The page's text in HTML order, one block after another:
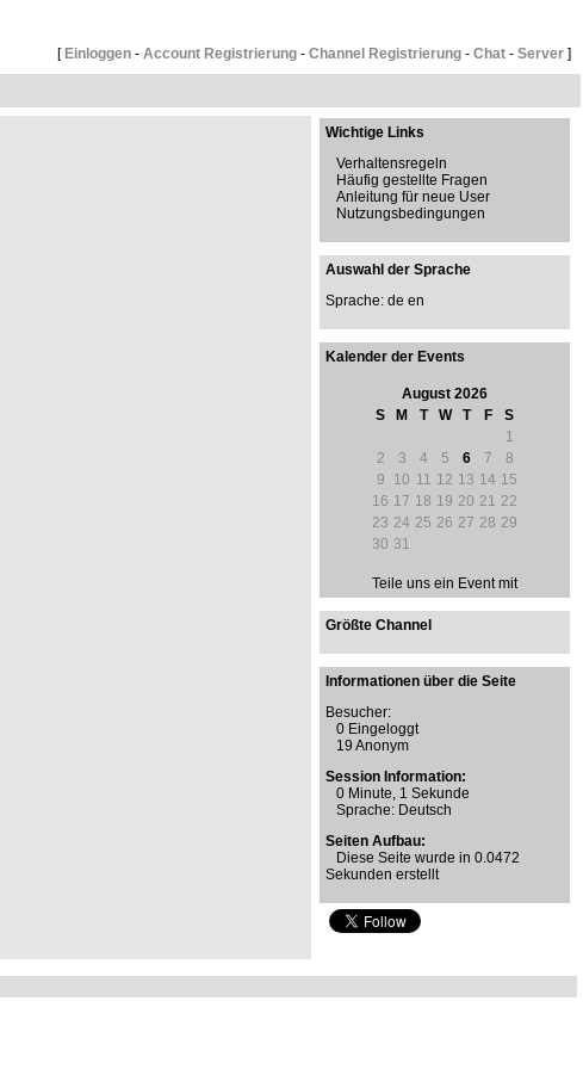
[ Einloggen - Account Registrierung - Channel Registrierung - Chat - Server ]
Wichtige Links
Verhaltensregeln
Häufig gestellte Fragen
Anleitung für neue User
Nutzungsbedingungen
Auswahl der Sprache
Sprache: de en
Kalender der Events
August 2026
S
M T W T F
S
1
2
3 4 5 6 7
8
9
10 11 12 13 14 15
16 17 18 19 20 21 22
23 24 25 26 27 28 29
30 31
Teile uns ein Event mit
Größte Channel
Informationen über die Seite
Besucher:
0 Eingeloggt
19 Anonym
Session Information:
0 Minute, 1 Sekunde
Sprache: Deutsch
Seiten Aufbau:
Diese Seite wurde in 0.0472
Sekunden erstellt